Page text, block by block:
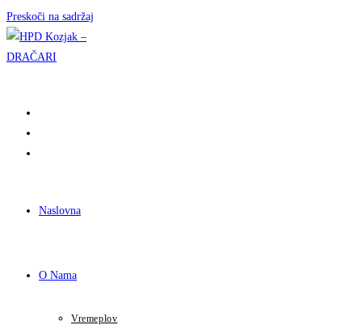
Preskoči na sadržaj
Naslovna
O Nama
Vremeplov